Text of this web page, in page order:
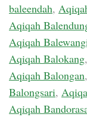
baleendah,
Aqiqah
Aqiqah
Aqiqah Balokang,
Aqiqah Balongan,
Balongsari,
Aqiqah